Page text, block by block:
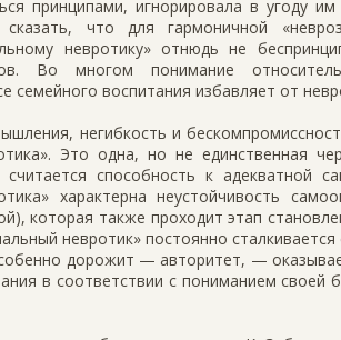
принципами, игнорировала в угоду
что для гармоничной
невротику» отнюдь не
Во многом понимание
семейного воспитания избавляет от
негибкость и
Это одна, но не единственная
способность к адекватной
характерна неустойчивость
которая также проходит этап
невротик» постоянно
дорожит — авторитет, —
в соответствии с пониманием своей